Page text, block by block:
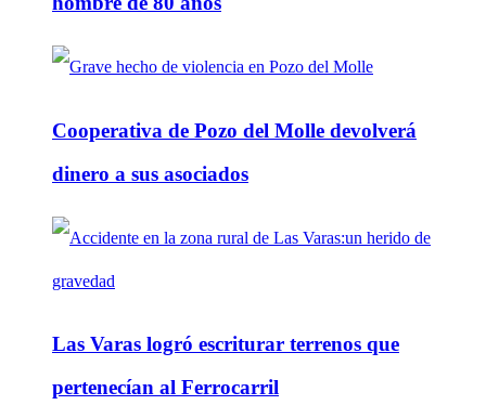
Cooperativa de Pozo del Molle devolverá
dinero a sus asociados
Las Varas logró escriturar terrenos que
pertenecían al Ferrocarril